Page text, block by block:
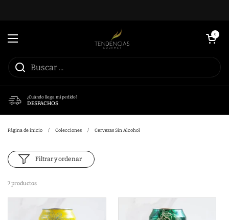
Abrir menú
Abrir carrito
0
¿Cuándo llega mi pedido?
DESPACHOS
Página de inicio / Colecciones / Cervezas Sin Alcohol
7 productos
Filtrar y ordenar